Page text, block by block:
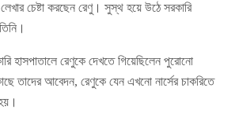
লেখার চেষ্টা করছেন রেণু। সুস্থ হয়ে উঠে সরকারি
হাসপাতালে রেণুকে দেখতে গিয়েছিলেন পুরোনো
তাদের আবেদন, রেণুকে যেন এখনো নার্সের চাকরিতে